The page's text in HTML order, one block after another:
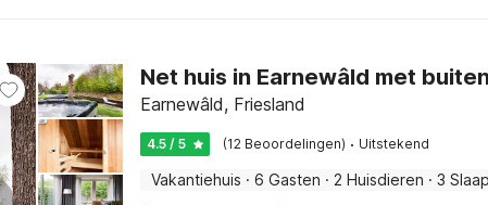
Net huis in Earnewâld met
Earnewâld, Friesland
4.5 / 5 (12 Beoordelingen) · Uitstekend
Vakantiehuis · 6 Gasten · 2 Huisdieren · 3